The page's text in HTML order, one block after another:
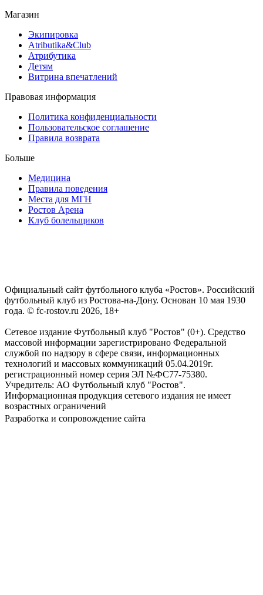
Магазин
Экипировка
Atributika&Club
Атрибутика
Детям
Витрина впечатлений
Правовая информация
Политика конфиденциальности
Пользовательское соглашение
Правила возврата
Больше
Медицина
Правила поведения
Места для МГН
Ростов Арена
Клуб болельщиков
Официальный сайт футбольного клуба «Ростов». Российский
футбольный клуб из Ростова-на-Дону. Основан 10 мая 1930
года. © fc-rostov.ru 2026, 18+
Сетевое издание Футбольный клуб "Ростов" (0+). Средство
массовой информации зарегистрировано Федеральной
службой по надзору в сфере связи, информационных
технологий и массовых коммуникаций 05.04.2019г.
регистрационный номер серия ЭЛ №ФС77-75380.
Учредитель: АО Футбольный клуб "Ростов".
Информационная продукция сетевого издания не имеет
возрастных ограничений
Разработка и сопровождение сайта